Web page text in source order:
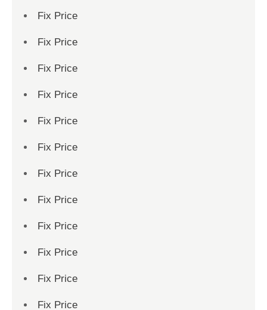
Fix Price
Fix Price
Fix Price
Fix Price
Fix Price
Fix Price
Fix Price
Fix Price
Fix Price
Fix Price
Fix Price
Fix Price